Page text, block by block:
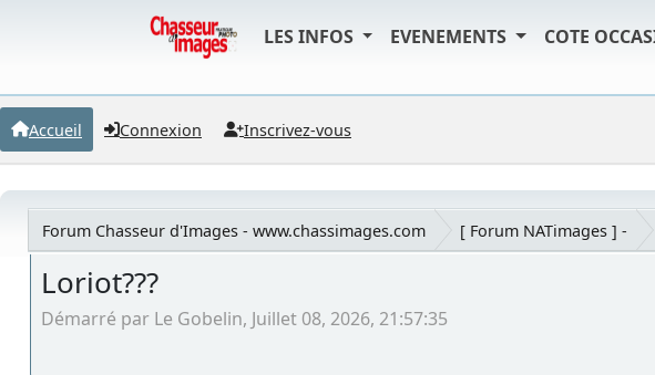
LES INFOS EVENEMENTS COTE
Accueil Connexion Inscrivez-vous
Forum Chasseur d'Images - www.chassimages.com [ Forum NATimages ] -
Loriot???
Démarré par Le Gobelin, Juillet 08, 2026, 21:57:35